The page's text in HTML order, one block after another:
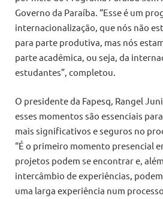
Governo da Paraíba. “Esse é um
internacionalização, que nós não
para parte produtiva, mas nós
parte acadêmica, ou seja, da
estudantes”, completou.
O presidente da Fapesq, Rangel
esses momentos são essenciais
mais significativos e seguros no
“É o primeiro momento presencial
projetos podem se encontrar e,
intercâmbio de experiências,
uma larga experiência num